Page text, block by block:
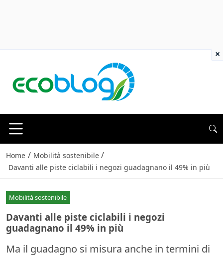
Home / Mobilità sostenibile /
Davanti alle piste ciclabili i negozi guadagnano il 49% in più
Mobilità sostenibile
Davanti alle piste ciclabili i negozi
guadagnano il 49% in più
Ma il guadagno si misura anche in termini di
×